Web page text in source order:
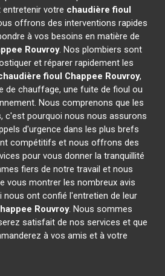
entretenir votre chaudière fioul
offrons des interventions rapides
à vos besoins en matière de
Rouvroy. Nos plombiers sont
et réparer rapidement les
fioul Chappee Rouvroy,
de chauffage, une fuite de fioul ou
Nous comprenons que les
c'est pourquoi nous nous assurons
d'urgence dans les plus brefs
compétitifs et nous offrons des
pour vous donner la tranquillité
fiers de notre travail et nous
vous montrer les nombreux avis
ont confié l'entretien de leur
Rouvroy. Nous sommes
satisfait de nos services et que
à vos amis et à votre